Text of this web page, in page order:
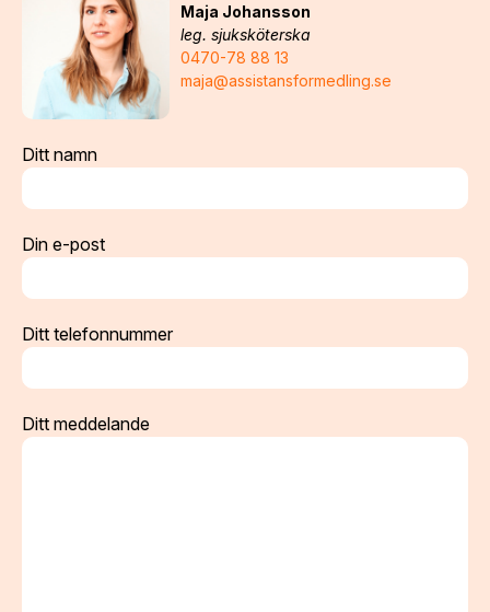
Maja Johansson
leg. sjuksköterska
0470-78 88 13
maja@assistansformedling.se
Ditt namn
Din e-post
Ditt telefonnummer
Ditt meddelande